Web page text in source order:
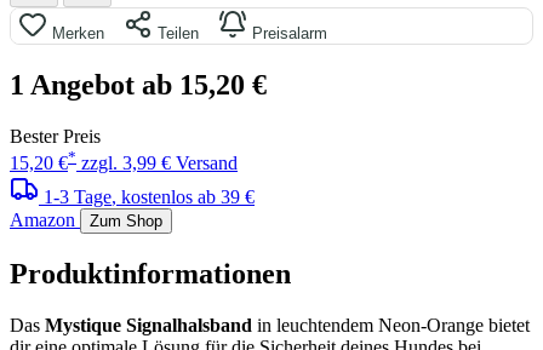
Merken Teilen Preisalarm
1 Angebot ab 15,20 €
Bester Preis
15,20 €* zzgl. 3,99 € Versand
1-3 Tage, kostenlos ab 39 €
Amazon
Zum Shop
Produktinformationen
Das Mystique Signalhalsband in leuchtendem Neon-Orange bietet